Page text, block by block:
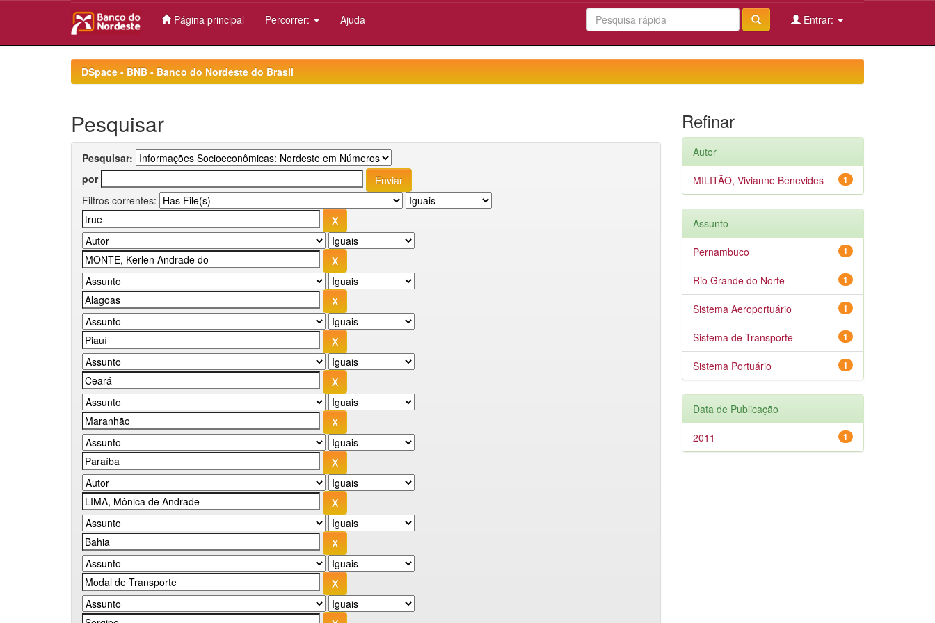
Página principal Percorrer: Ajuda Entrar:
DSpace - BNB - Banco do Nordeste do Brasil
Pesquisar
Pesquisar:
por
Filtros correntes:
Refinar
Autor
1
MILITÃO, Vivianne Benevides
Assunto
1
Pernambuco
1
Rio Grande do Norte
1
Sistema Aeroportuário
1
Sistema de Transporte
1
Sistema Portuário
Data de Publicação
1
2011